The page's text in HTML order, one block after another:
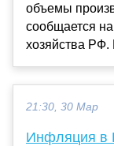
объемы
сообщается
хозяйства РФ.
21:30, 30 Мар
Инфляция в